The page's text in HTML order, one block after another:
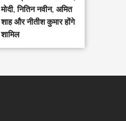
मोदी, नितिन नवीन, अमित
शाह और नीतीश कुमार होंगे
शामिल